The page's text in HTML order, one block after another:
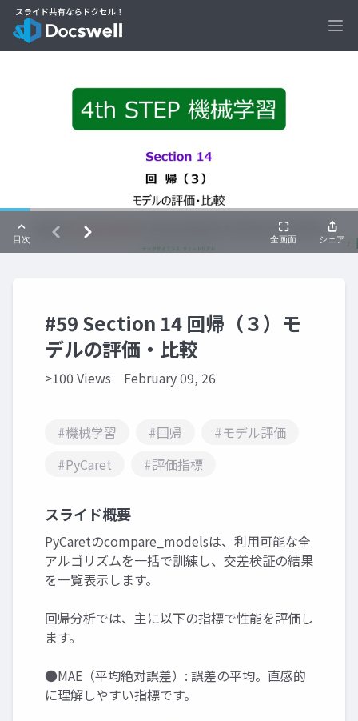
#59 Section 14 回帰（３）モ
デルの評価・比較
>100 Views February 09, 26
#機械学習 #回帰
#モデル評価
#PyCaret
#評価指標
スライド概要
PyCaretのcompare_modelsは、利用可能な全
アルゴリズムを一括で訓練し、交差検証の結果
を一覧表示します。
回帰分析では、主に以下の指標で性能を評価し
ます。
●MAE（平均絶対誤差）: 誤差の平均。直感的
に理解しやすい指標です。